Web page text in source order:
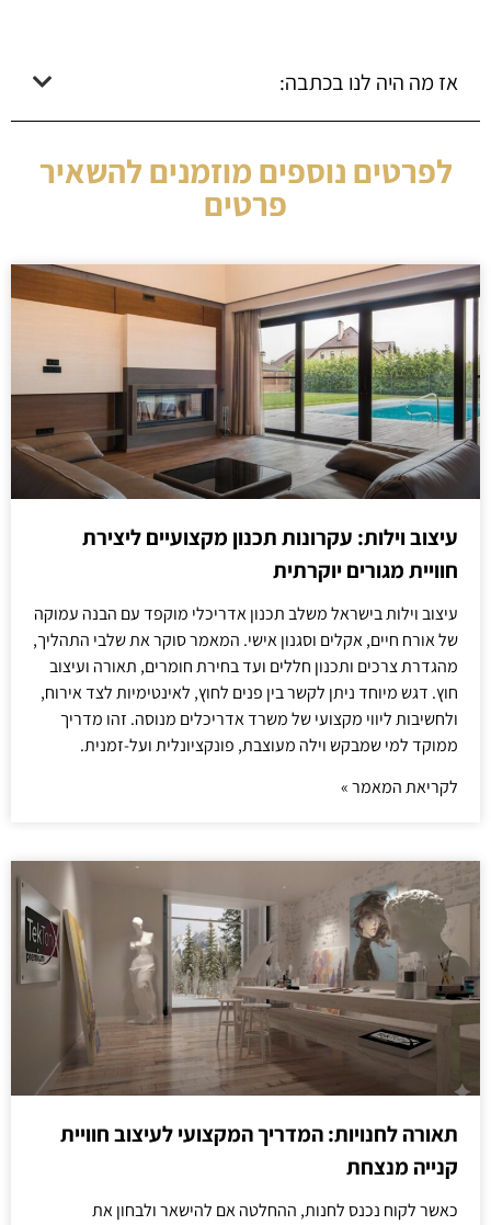
אז מה היה לנו בכתבה:
לפרטים נוספים מוזמנים להשאיר
פרטים
עיצוב וילות: עקרונות תכנון מקצועיים ליצירת
חוויית מגורים יוקרתית
עיצוב וילות בישראל משלב תכנון אדריכלי מוקפד עם הבנה עמוקה
של אורח חיים, אקלים וסגנון אישי. המאמר סוקר את שלבי התהליך,
מהגדרת צרכים ותכנון חללים ועד בחירת חומרים, תאורה ועיצוב
חוץ. דגש מיוחד ניתן לקשר בין פנים לחוץ, לאינטימיות לצד אירוח,
ולחשיבות ליווי מקצועי של משרד אדריכלים מנוסה. זהו מדריך
ממוקד למי שמבקש וילה מעוצבת, פונקציונלית ועל-זמנית.
לקריאת המאמר »
תאורה לחנויות: המדריך המקצועי לעיצוב חוויית
קנייה מנצחת
כאשר לקוח נכנס לחנות, ההחלטה אם להישאר ולבחון את